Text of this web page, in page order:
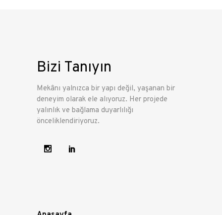
Bizi Tanıyın
Mekânı yalnızca bir yapı değil, yaşanan bir
deneyim olarak ele alıyoruz. Her projede
yalınlık ve bağlama duyarlılığı
önceliklendiriyoruz.